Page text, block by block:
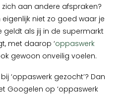
aan andere afspraken?
niet zo goed waar je
geldt als jij in de supermarkt
met daarop ‘oppaswerk
gewoon onveilig voelen.
‘oppaswerk gezocht’? Dan
Googelen op ‘oppaswerk